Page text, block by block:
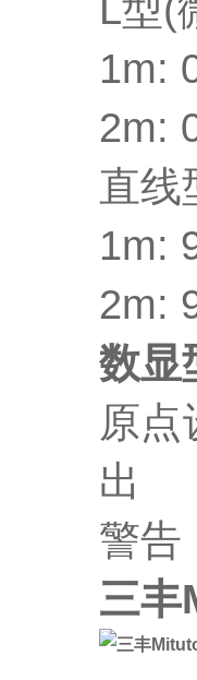
1m:
2m:
直线
1m:
2m:
数显
原
出
警告
三丰